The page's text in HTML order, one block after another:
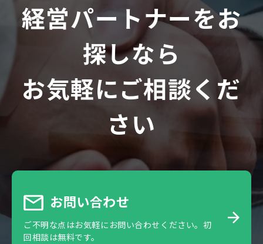
経営パートナーをお
探しなら
お気軽にご相談くだ
さい
お問い合わせ
ご不明な点はお気軽にお問い合わせください。初
回相談は無料です。